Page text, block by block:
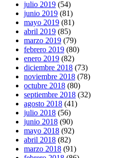
julio 2019 (54)
junio 2019 (81)
mayo 2019 (81)
abril 2019 (85)
marzo 2019 (79)
febrero 2019 (80)
enero 2019 (82)
diciembre 2018 (73)
noviembre 2018 (78)
octubre 2018 (80)
septiembre 2018 (32)
agosto 2018 (41)
julio 2018 (56)
junio 2018 (90)
mayo 2018 (92)
abril 2018 (82)
marzo 2018 (91)